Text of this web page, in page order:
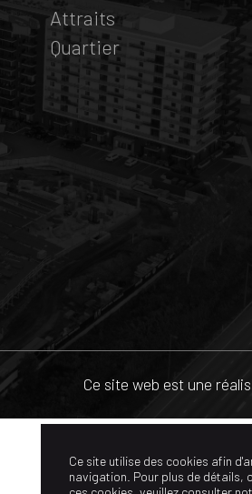
Attraits
Quartier
Ce site web est une
Ce site utilise des cookies afin
navigation. Pour plus de détails,